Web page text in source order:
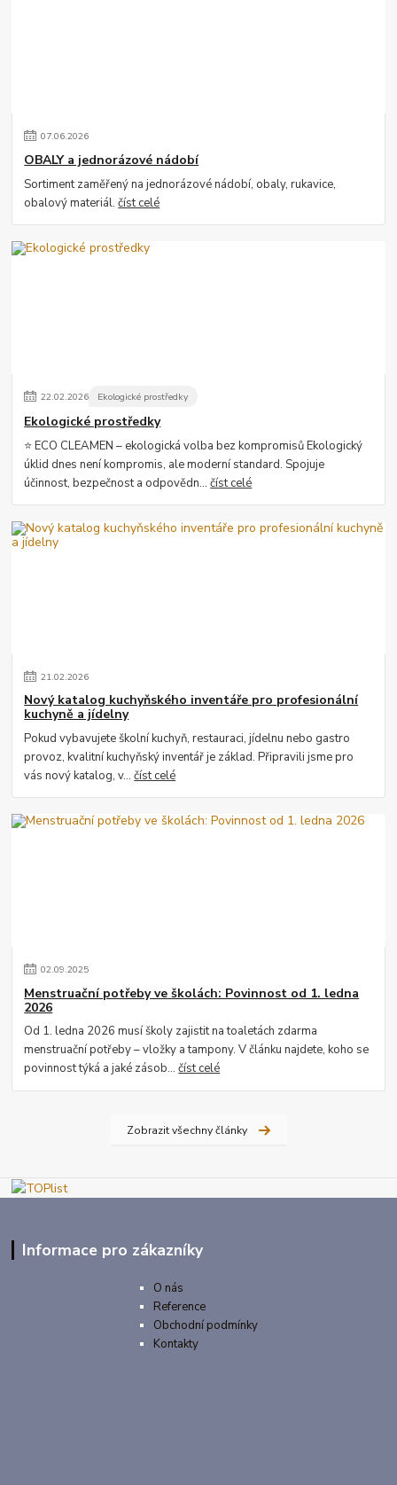
07.06.2026
OBALY a jednorázové nádobí
Sortiment zaměřený na jednorázové nádobí, obaly, rukavice,
obalový materiál.číst celé
22.02.2026 Ekologické prostředky
Ekologické prostředky
⭐ ECO CLEAMEN – ekologická volba bez kompromisů Ekologický
úklid dnes není kompromis, ale moderní standard. Spojuje
účinnost, bezpečnost a odpovědn...číst celé
21.02.2026
Nový katalog kuchyňského inventáře pro profesionální
kuchyně a jídelny
Pokud vybavujete školní kuchyň, restauraci, jídelnu nebo gastro
provoz, kvalitní kuchyňský inventář je základ. Připravili jsme pro
vás nový katalog, v...číst celé
02.09.2025
Menstruační potřeby ve školách: Povinnost od 1. ledna
2026
Od 1. ledna 2026 musí školy zajistit na toaletách zdarma
menstruační potřeby – vložky a tampony. V článku najdete, koho se
povinnost týká a jaké zásob...číst celé
Zobrazit všechny články
Informace pro zákazníky
O nás
Reference
Obchodní podmínky
Kontakty